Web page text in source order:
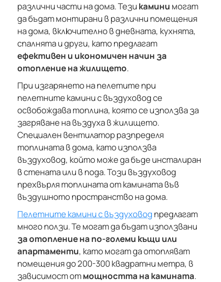
различни части на дома. Тези камини могат
да бъдат монтирани в различни помещения
на дома, включително в дневната, кухнята,
спалнята и други, като предлагат
ефективен и икономичен начин за
отопление на жилището.
При изгарянето на пелетите при
пелетните камини с въздуховод се
освобождава топлина, която се използва за
загряване на въздуха в жилището.
Специален вентилатор разпределя
топлината в дома, като използва
въздуховод, който може да бъде инсталиран
в стената или в пода. Този въздуховод
прехвърля топлината от камината във
въздушното пространство на дома.
Пелетните камини с въздуховод предлагат
много ползи. Те могат да бъдат използвани
за отопление на по-големи къщи или
апартаменти, като могат да отопляват
помещения до 200-300 квадратни метра, в
зависимост отмощността на камината.